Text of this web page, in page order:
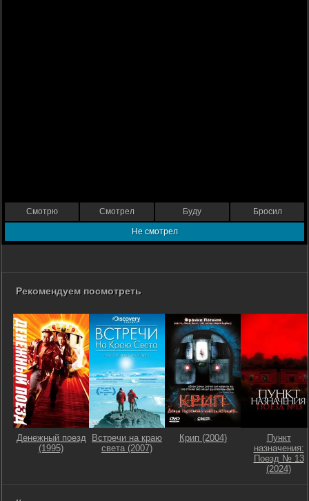
Смотрю Смотрел Буду Бросил
Не смотрел
Рекомендуем посмотреть
Денежный поезд
(1995)
Встречи на краю
света (2007)
Крип (2004)
Пункт
назначения:
Поезд № 13
(2024)